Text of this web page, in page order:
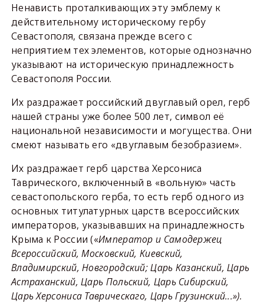
Ненависть проталкивающих эту эмблему к
действительному историческому гербу
Севастополя, связана прежде всего с
неприятием тех элементов, которые однозначно
указывают на историческую принадлежность
Севастополя России.
Их раздражает российский двуглавый орел, герб
нашей страны уже более 500 лет, символ её
национальной независимости и могущества. Они
смеют называть его «двуглавым безобразием».
Их раздражает герб царства Херсониса
Таврического, включенный в «вольную» часть
севастопольского герба, то есть герб одного из
основных титулатурных царств всероссийских
императоров, указывавших на принадлежность
Крыма к России («Император и Самодержец
Всероссийский, Московский, Киевский,
Владимирский, Новгородский; Царь Казанский, Царь
Астраханский, Царь Польский, Царь Сибирский,
Царь Херсониса Таврическаго, Царь Грузинский...»).